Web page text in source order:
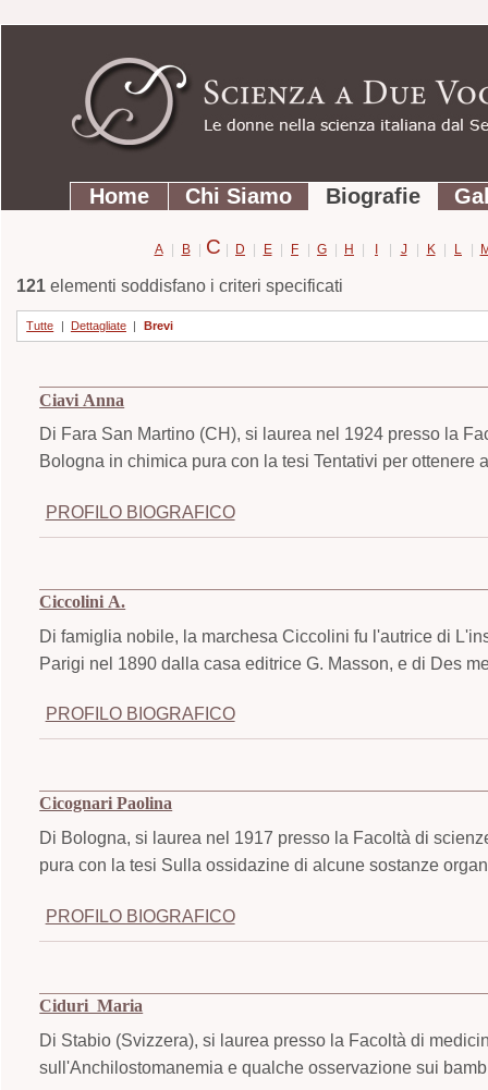
contenuti.
Strumenti
personali
SezioniHome Chi Siamo Biografie
A | B | C | D | E | F | G | H | I | J | K | L |
121elementi soddisfano i criteri specificati
Tutte | Dettagliate | Brevi
Ciavi Anna
Di Fara San Martino (CH), si laurea nel 1924 presso la
Bologna in chimica pura con la tesi Tentativi per
PROFILO BIOGRAFICO
Ciccolini A.
Di famiglia nobile, la marchesa Ciccolini fu l'autrice di
Parigi nel 1890 dalla casa editrice G. Masson, e di Des
PROFILO BIOGRAFICO
Cicognari Paolina
Di Bologna, si laurea nel 1917 presso la Facoltà di
pura con la tesi Sulla ossidazine di alcune sostanze
PROFILO BIOGRAFICO
Ciduri Maria
Di Stabio (Svizzera), si laurea presso la Facoltà di
sull'Anchilostomanemia e qualche osservazione sui